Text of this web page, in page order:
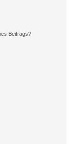
Beitrags?